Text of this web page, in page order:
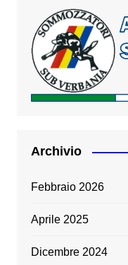
Archivio
Febbraio 2026
Aprile 2025
Dicembre 2024